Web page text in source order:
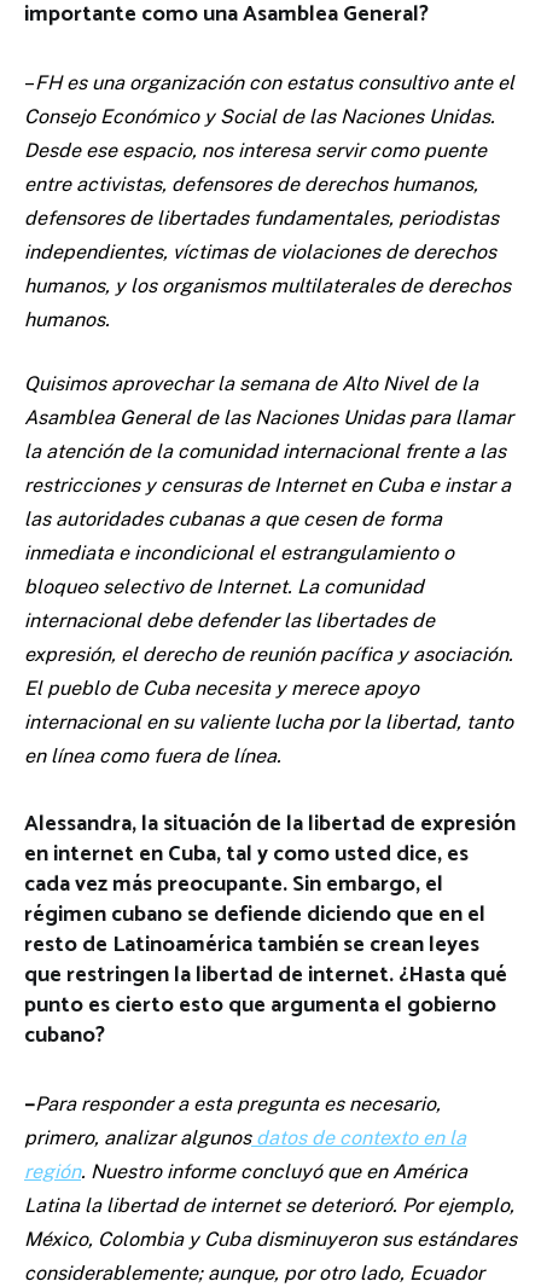
importante como una Asamblea General?
–FH es una organización con estatus consultivo ante el
Consejo Económico y Social de las Naciones Unidas.
Desde ese espacio, nos interesa servir como puente
entre activistas, defensores de derechos humanos,
defensores de libertades fundamentales, periodistas
independientes, víctimas de violaciones de derechos
humanos, y los organismos multilaterales de derechos
humanos.
Quisimos aprovechar la semana de Alto Nivel de la
Asamblea General de las Naciones Unidas para llamar
la atención de la comunidad internacional frente a las
restricciones y censuras de Internet en Cuba e instar a
las autoridades cubanas a que cesen de forma
inmediata e incondicional el estrangulamiento o
bloqueo selectivo de Internet. La comunidad
internacional debe defender las libertades de
expresión, el derecho de reunión pacífica y asociación.
El pueblo de Cuba necesita y merece apoyo
internacional en su valiente lucha por la libertad, tanto
en línea como fuera de línea.
Alessandra, la situación de la libertad de expresión
en internet en Cuba, tal y como usted dice, es
cada vez más preocupante. Sin embargo, el
régimen cubano se defiende diciendo que en el
resto de Latinoamérica también se crean leyes
que restringen la libertad de internet. ¿Hasta qué
punto es cierto esto que argumenta el gobierno
cubano?
–Para responder a esta pregunta es necesario,
primero, analizar algunos datos de contexto en la
región. Nuestro informe concluyó que en América
Latina la libertad de internet se deterioró. Por ejemplo,
México, Colombia y Cuba disminuyeron sus estándares
considerablemente; aunque, por otro lado, Ecuador